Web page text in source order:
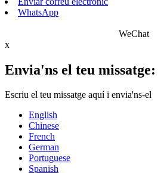
WhatsApp
WeChat
x
Envia'ns el teu missatge:
Escriu el teu missatge aquí i envia'ns-el
English
Chinese
French
German
Portuguese
Spanish